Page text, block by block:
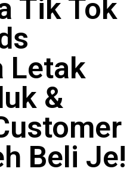
Tik Tok
Letak
&
Beli Je!